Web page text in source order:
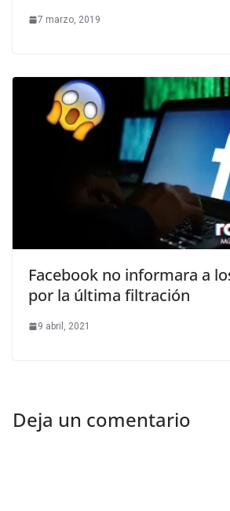
7 marzo, 2019
Facebook no informara a
por la última filtración
9 abril, 2021
Deja un comentario